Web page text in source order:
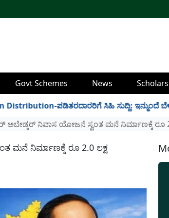
Govt Schemes News
ಪಡಿತರದಾರರಿಗೆ ಸಿಹಿ ಸುದ್ದಿ: ಇನ್ಮುಂದೆ ಬೆಳಿಗ್ಗೆ
ಅಬೇಡ್ಕರ್ ನಿವಾಸ ಯೋಜನೆ ಸ್ವಂತ ಮನೆ ನಿರ್ಮಾಣಕ್ಕೆ ರೂ
ಮನೆ ನಿರ್ಮಾಣಕ್ಕೆ ರೂ 2.0 ಲಕ್ಷ